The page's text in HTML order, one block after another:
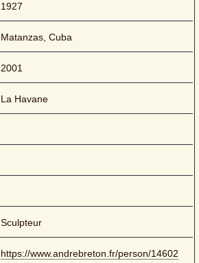
1927
Matanzas, Cuba
2001
La Havane
Sculpteur
https://www.andrebreton.fr/person/14602